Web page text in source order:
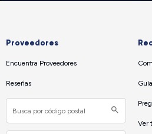
Proveedores
Encuentra Proveedores
Reseñas
Ver